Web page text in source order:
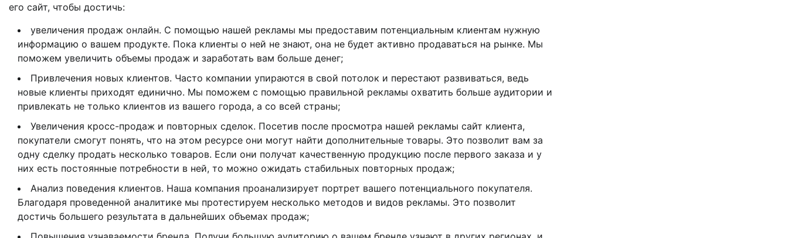
его сайт, чтобы достичь:
увеличения продаж онлайн. С помощью нашей рекламы мы предоставим потенциальным клиентам нужную
информацию о вашем продукте. Пока клиенты о ней не знают, она не будет активно продаваться на рынке. Мы
поможем увеличить объемы продаж и заработать вам больше денег;
Привлечения новых клиентов. Часто компании упираются в свой потолок и перестают развиваться, ведь
новые клиенты приходят единично. Мы поможем с помощью правильной рекламы охватить больше аудитории и
привлекать не только клиентов из вашего города, а со всей страны;
Увеличения кросс-продаж и повторных сделок. Посетив после просмотра нашей рекламы сайт клиента,
покупатели смогут понять, что на этом ресурсе они могут найти дополнительные товары. Это позволит вам за
одну сделку продать несколько товаров. Если они получат качественную продукцию после первого заказа и у
них есть постоянные потребности в ней, то можно ожидать стабильных повторных продаж;
Анализ поведения клиентов. Наша компания проанализирует портрет вашего потенциального покупателя.
Благодаря проведенной аналитике мы протестируем несколько методов и видов рекламы. Это позволит
достичь большего результата в дальнейших объемах продаж;